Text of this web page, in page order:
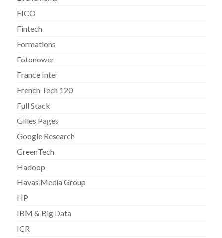
FICO
Fintech
Formations
Fotonower
France Inter
French Tech 120
Full Stack
Gilles Pagès
Google Research
GreenTech
Hadoop
Havas Media Group
HP
IBM & Big Data
ICR